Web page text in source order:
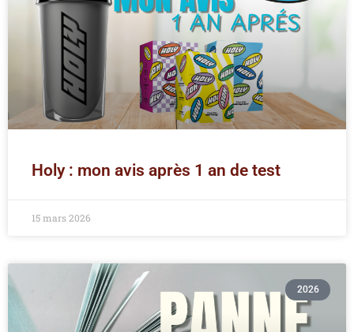
Holy : mon avis après 1 an de test
15 mars 2026
2026